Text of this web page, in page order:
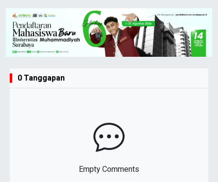
0 Tanggapan
Empty Comments